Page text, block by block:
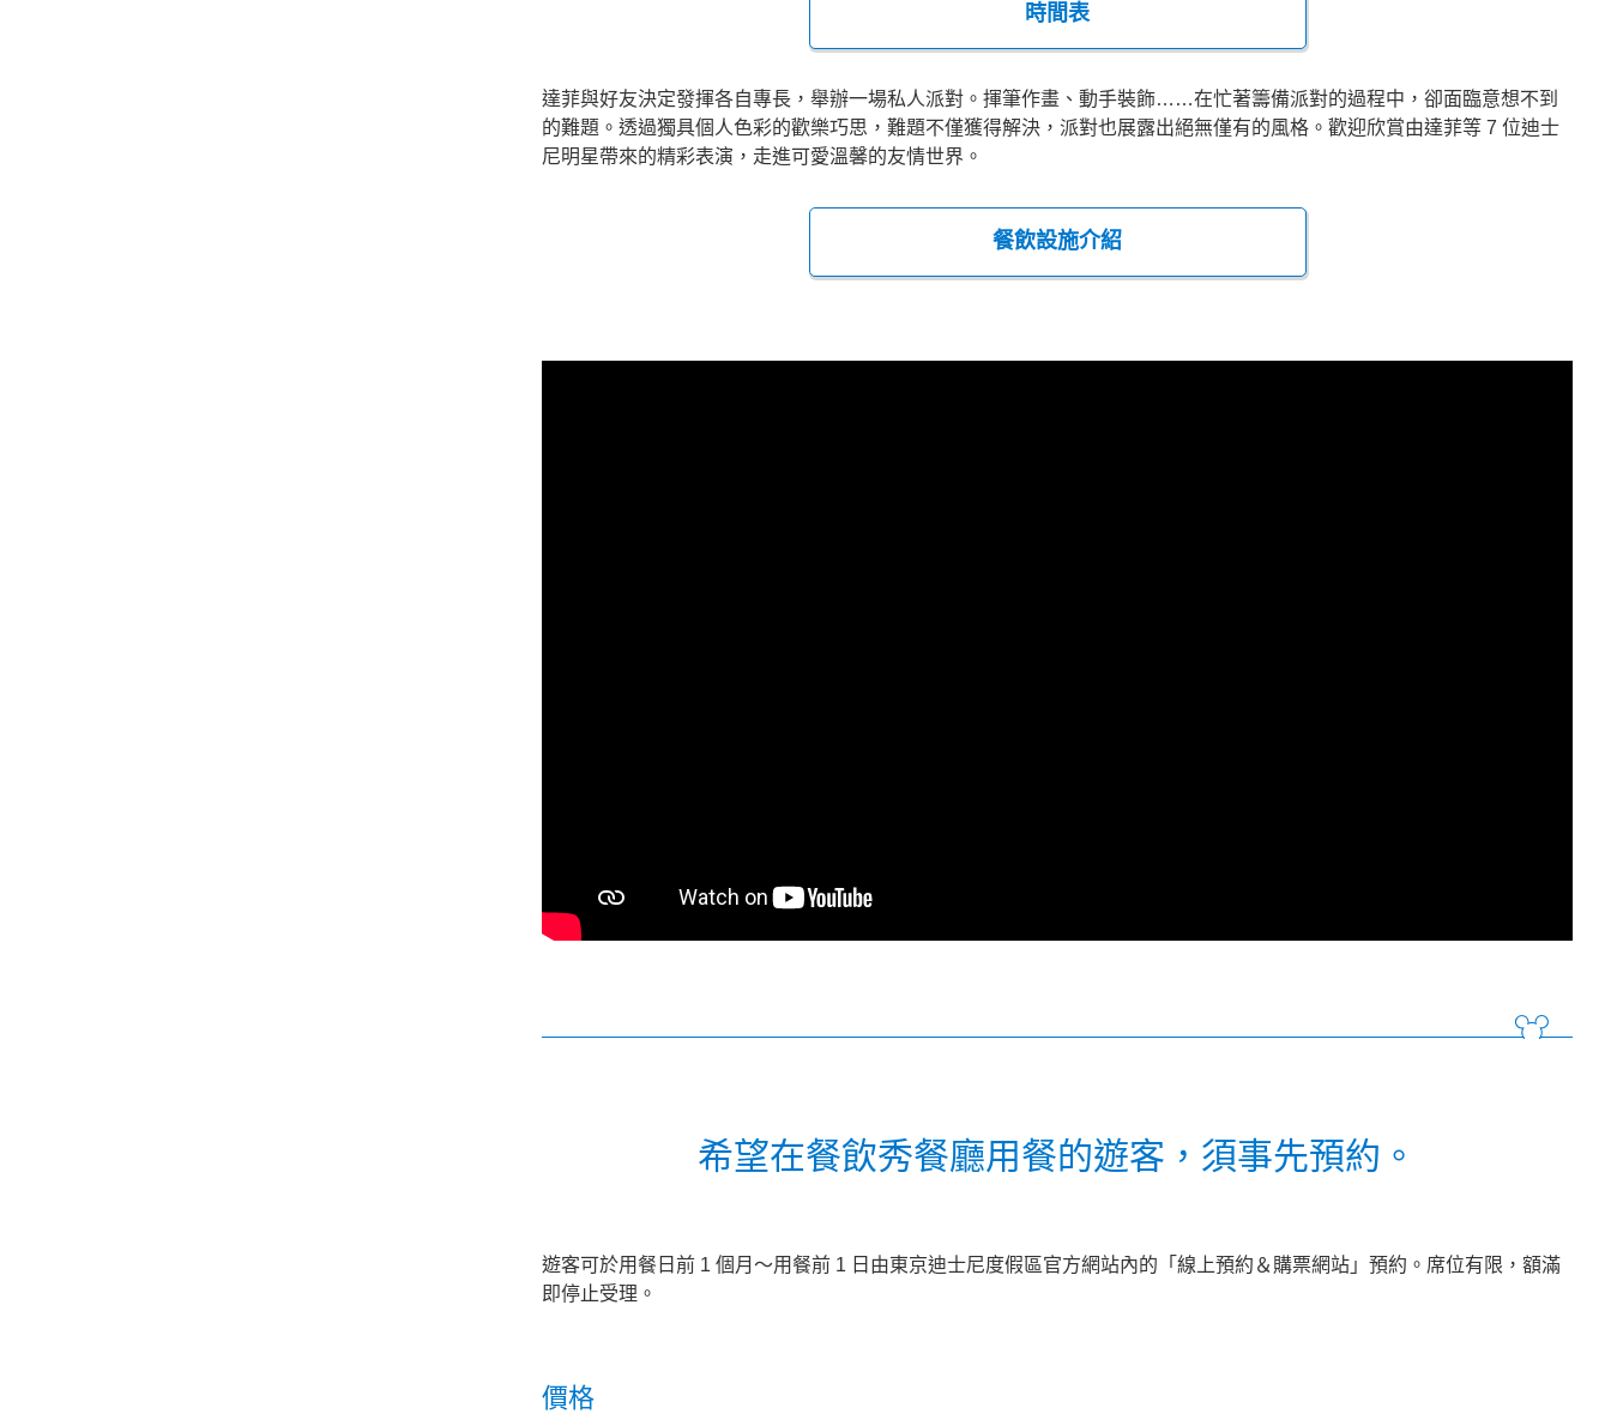
時間表
達菲與好友決定發揮各自專長，舉辦一場私人派對。揮筆作畫、動手裝飾……在忙著籌備派對的過程中，卻面臨意想不到
的難題。透過獨具個人色彩的歡樂巧思，難題不僅獲得解決，派對也展露出絕無僅有的風格。歡迎欣賞由達菲等 7 位迪士
尼明星帶來的精彩表演，走進可愛溫馨的友情世界。
餐飲設施介紹
希望在餐飲秀餐廳用餐的遊客，須事先預約。
遊客可於用餐日前 1 個月～用餐前 1 日由東京迪士尼度假區官方網站內的「線上預約＆購票網站」預約。席位有限，額滿
即停止受理。
價格